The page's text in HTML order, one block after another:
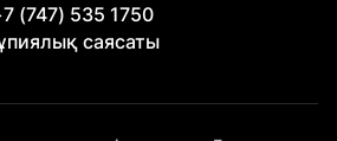
(747) 535 1750
саясаты